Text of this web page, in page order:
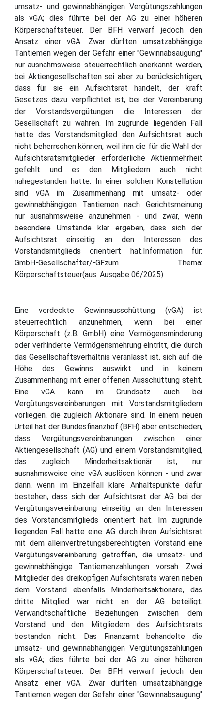
umsatz- und gewinnabhängigen Vergütungszahlungen
als vGA; dies führte bei der AG zu einer höheren
Körperschaftsteuer. Der BFH verwarf jedoch den
Ansatz einer vGA. Zwar dürften umsatzabhängige
Tantiemen wegen der Gefahr einer "Gewinnabsaugung"
nur ausnahmsweise steuerrechtlich anerkannt werden,
bei Aktiengesellschaften sei aber zu berücksichtigen,
dass für sie ein Aufsichtsrat handelt, der kraft
Gesetzes dazu verpflichtet ist, bei der Vereinbarung
der Vorstandsvergütungen die Interessen der
Gesellschaft zu wahren. Im zugrunde liegenden Fall
hatte das Vorstandsmitglied den Aufsichtsrat auch
nicht beherrschen können, weil ihm die für die Wahl der
Aufsichtsratsmitglieder erforderliche Aktienmehrheit
gefehlt und es den Mitgliedern auch nicht
nahegestanden hatte. In einer solchen Konstellation
sind vGA im Zusammenhang mit umsatz- oder
gewinnabhängigen Tantiemen nach Gerichtsmeinung
nur ausnahmsweise anzunehmen - und zwar, wenn
besondere Umstände klar ergeben, dass sich der
Aufsichtsrat einseitig an den Interessen des
Vorstandsmitglieds orientiert hat.Information für:
GmbH-Gesellschafter/-GFzum Thema:
Körperschaftsteuer(aus: Ausgabe 06/2025)
Eine verdeckte Gewinnausschüttung (vGA) ist
steuerrechtlich anzunehmen, wenn bei einer
Körperschaft (z.B. GmbH) eine Vermögensminderung
oder verhinderte Vermögensmehrung eintritt, die durch
das Gesellschaftsverhältnis veranlasst ist, sich auf die
Höhe des Gewinns auswirkt und in keinem
Zusammenhang mit einer offenen Ausschüttung steht.
Eine vGA kann im Grundsatz auch bei
Vergütungsvereinbarungen mit Vorstandsmitgliedern
vorliegen, die zugleich Aktionäre sind. In einem neuen
Urteil hat der Bundesfinanzhof (BFH) aber entschieden,
dass Vergütungsvereinbarungen zwischen einer
Aktiengesellschaft (AG) und einem Vorstandsmitglied,
das zugleich Minderheitsaktionär ist, nur
ausnahmsweise eine vGA auslösen können - und zwar
dann, wenn im Einzelfall klare Anhaltspunkte dafür
bestehen, dass sich der Aufsichtsrat der AG bei der
Vergütungsvereinbarung einseitig an den Interessen
des Vorstandsmitglieds orientiert hat. Im zugrunde
liegenden Fall hatte eine AG durch ihren Aufsichtsrat
mit dem alleinvertretungsberechtigten Vorstand eine
Vergütungsvereinbarung getroffen, die umsatz- und
gewinnabhängige Tantiemenzahlungen vorsah. Zwei
Mitglieder des dreiköpfigen Aufsichtsrats waren neben
dem Vorstand ebenfalls Minderheitsaktionäre, das
dritte Mitglied war nicht an der AG beteiligt.
Verwandtschaftliche Beziehungen zwischen dem
Vorstand und den Mitgliedern des Aufsichtsrats
bestanden nicht. Das Finanzamt behandelte die
umsatz- und gewinnabhängigen Vergütungszahlungen
als vGA; dies führte bei der AG zu einer höheren
Körperschaftsteuer. Der BFH verwarf jedoch den
Ansatz einer vGA. Zwar dürften umsatzabhängige
Tantiemen wegen der Gefahr einer "Gewinnabsaugung"